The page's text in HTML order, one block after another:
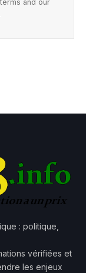
and our
: politique,
vérifiées et
les enjeux